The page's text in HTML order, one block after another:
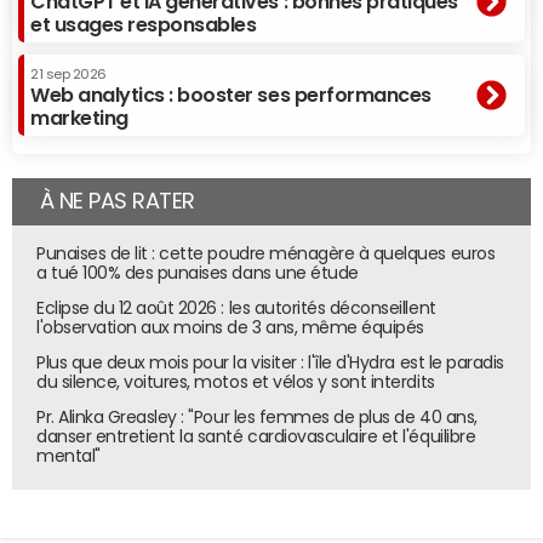
Les deux néobanques ne communiquent pas sur le
nombre d'utilisateurs français actifs mensuels ou
quotidiens. "Dès que les gens commencent à tester, ils
finissent par s'en servir comme compte de tous les jours.
Les montants des encours augmentent très rapidement.
mécaniquement il y a plus de clients qui commencent à
ouvrir leurs comptes, donc qui s'en servent modérément.
Ce qui nous intéresse c'est voir que les gens s'en servent
de plus en plus rapidement", justifie Jérémie Rosselli.
Revolut assure de son côté que la proportion d'utilisateurs
actifs est a peu près la même dans tous les pays. Sur les
1,5 million de clients, le Britannique revendique
350 000 utilisateurs quotidiens (23,3%) et
800 000 utilisateurs actifs mensuels (56,7%). En France, il y
aurait donc environ plus de 50 000 personnes qui utilisent
et usages responsables
21 sep 2026
Web analytics : booster ses performances
marketing
À NE PAS RATER
Punaises de lit : cette poudre ménagère à quelques euros
a tué 100% des punaises dans une étude
Eclipse du 12 août 2026 : les autorités déconseillent
l'observation aux moins de 3 ans, même équipés
Plus que deux mois pour la visiter : l'île d'Hydra est le paradis
du silence, voitures, motos et vélos y sont interdits
Pr. Alinka Greasley : "Pour les femmes de plus de 40 ans,
danser entretient la santé cardiovasculaire et l'équilibre
mental"